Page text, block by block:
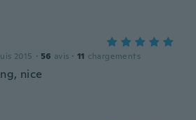
2015 · 56 avis · 11 chargements
nice